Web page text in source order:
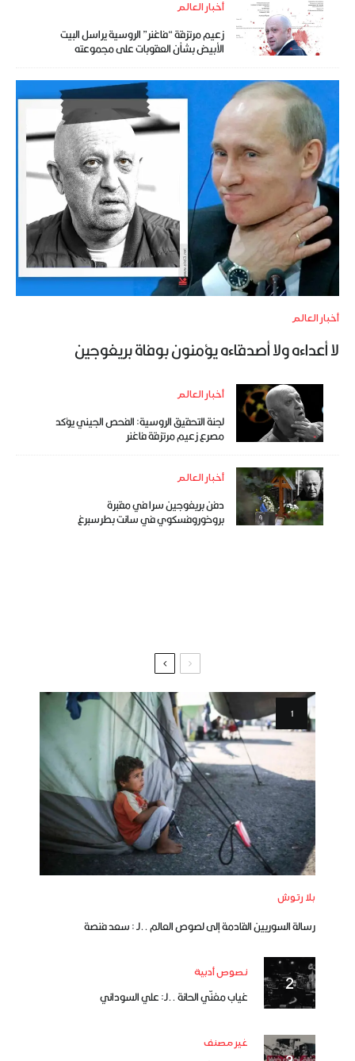
أخبار العالم
زعيم مرتزقة “فاغنر” الروسية يراسل البيت
الأبيض بشأن العقوبات على مجموعته
أخبار العالم
لا أعداءه ولا أصدقاءه يؤمنون بوفاة بريغوجين
أخبار العالم
لجنة التحقيق الروسية: الفحص الجيني يؤكد
مصرع زعيم مرتزقة فاغنر
أخبار العالم
دفن بريغوجين سرا في مقبرة
بروخوروفسكوي في سانت بطرسبرغ
بلا رتوش
رسالة السوريين القادمة إلى لصوص العالم ..لـ : سعد فنصة
نصوص أدبية
غياب مغنّي الحانة ..لـ: علي السوداني
غير مصنف